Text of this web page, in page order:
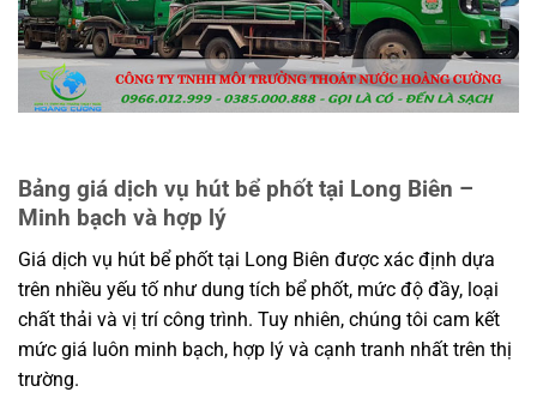
Bảng giá dịch vụ hút bể phốt tại Long Biên –
Minh bạch và hợp lý
Giá dịch vụ hút bể phốt tại Long Biên được xác định dựa
trên nhiều yếu tố như dung tích bể phốt, mức độ đầy, loại
chất thải và vị trí công trình. Tuy nhiên, chúng tôi cam kết
mức giá luôn minh bạch, hợp lý và cạnh tranh nhất trên thị
trường.